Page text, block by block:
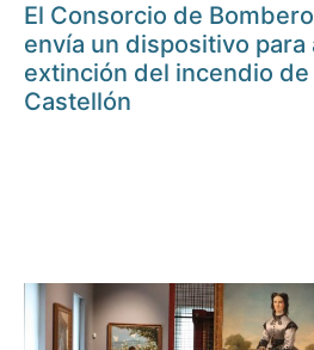
El Consorcio de
envía un dispositivo para
extinción del incendio de
Castellón